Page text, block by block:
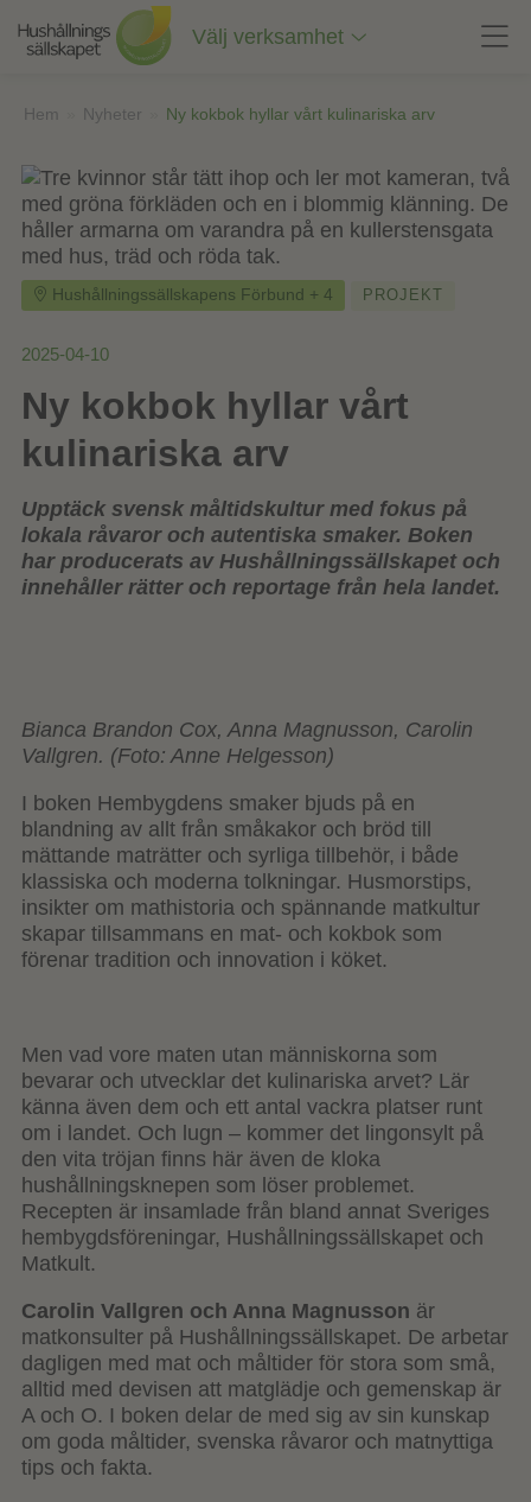
innehåll
Välj verksamhet
Hem Nyheter Ny kokbok hyllar vårt kulinariska arv
Hushållningssällskapens Förbund + 4 PROJEKT
2025-04-10
Ny kokbok hyllar vårt
kulinariska arv
Upptäck svensk måltidskultur med fokus på
lokala råvaror och autentiska smaker. Boken
har producerats av Hushållningssällskapet och
innehåller rätter och reportage från hela landet.
Bianca Brandon Cox, Anna Magnusson, Carolin
Vallgren. (Foto: Anne Helgesson)
I boken Hembygdens smaker bjuds på en
blandning av allt från småkakor och bröd till
mättande maträtter och syrliga tillbehör, i både
klassiska och moderna tolkningar. Husmorstips,
insikter om mathistoria och spännande matkultur
skapar tillsammans en mat- och kokbok som
förenar tradition och innovation i köket.
Men vad vore maten utan människorna som
bevarar och utvecklar det kulinariska arvet? Lär
känna även dem och ett antal vackra platser runt
om i landet. Och lugn – kommer det lingonsylt på
den vita tröjan finns här även de kloka
hushållningsknepen som löser problemet.
Recepten är insamlade från bland annat Sveriges
hembygdsföreningar, Hushållningssällskapet och
Matkult.
Carolin Vallgren och Anna Magnusson är
matkonsulter på Hushållningssällskapet. De arbetar
dagligen med mat och måltider för stora som små,
alltid med devisen att matglädje och gemenskap är
A och O. I boken delar de med sig av sin kunskap
om goda måltider, svenska råvaror och matnyttiga
tips och fakta.